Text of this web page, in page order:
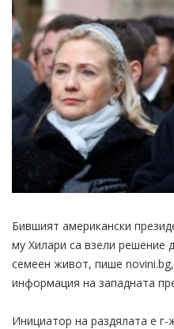
Бившият американски
му Хилари са взели решение
семеен живот, пише
информация на западната
Инициатор на раздялата е